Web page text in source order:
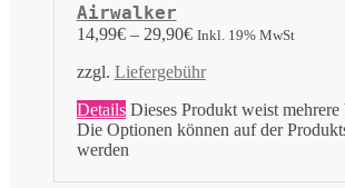
Airwalker
14,99€– 29,90€ Inkl. 19% MwSt
zzgl. Liefergebühr
Details Dieses Produkt weist mehrere
Die Optionen können auf der
werden